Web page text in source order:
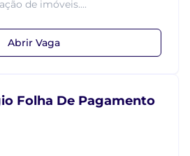
de imóveis....
Abrir Vaga
Folha De Pagamento